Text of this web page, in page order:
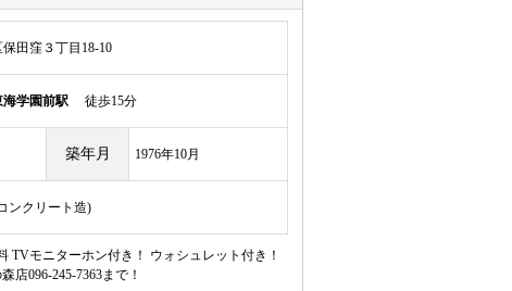
田窪３丁目18-10
海学園前駅 徒歩15分
築年月 1976年10月
ンクリート造)
モニターホン付き！ ウォシュレット付き！
店096-245-7363まで！